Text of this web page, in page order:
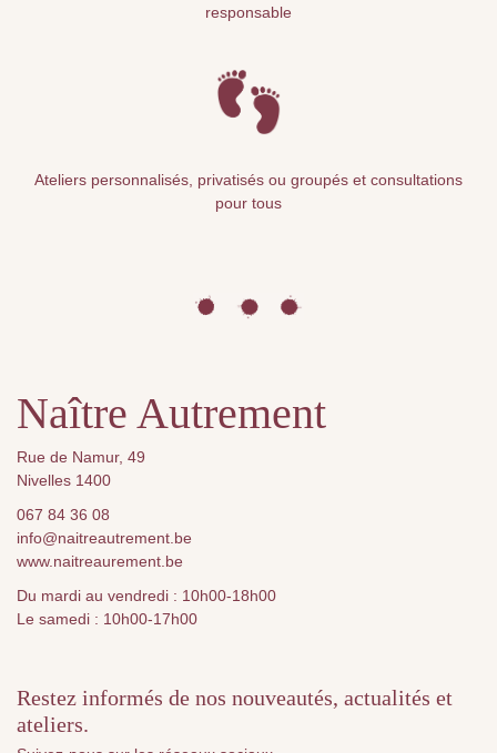
responsable
Ateliers personnalisés, privatisés ou groupés et consultations
pour tous
Naître Autrement
Rue de Namur, 49
Nivelles 1400
067 84 36 08
info@naitreautrement.be
www.naitreaurement.be
Du mardi au vendredi : 10h00-18h00
Le samedi : 10h00-17h00
Restez informés de nos nouveautés, actualités et
ateliers.